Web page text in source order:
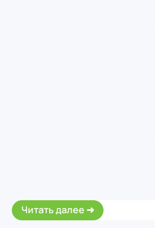
Читать далее